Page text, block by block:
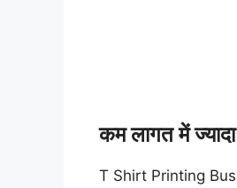
कम लागत में
T Shirt Printing